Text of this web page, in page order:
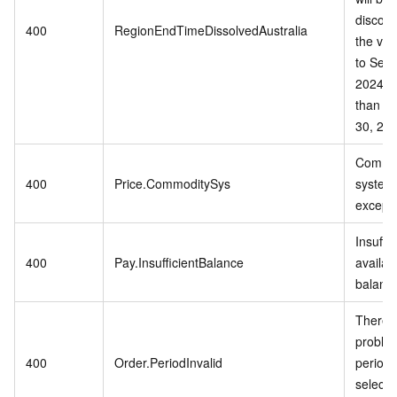
400 RegionEndTimeDissolvedAustralia
the
to
2024
than
30,
400 Price.CommoditySys
400 Pay.InsufficientBalance
400 Order.PeriodInvalid
There
period